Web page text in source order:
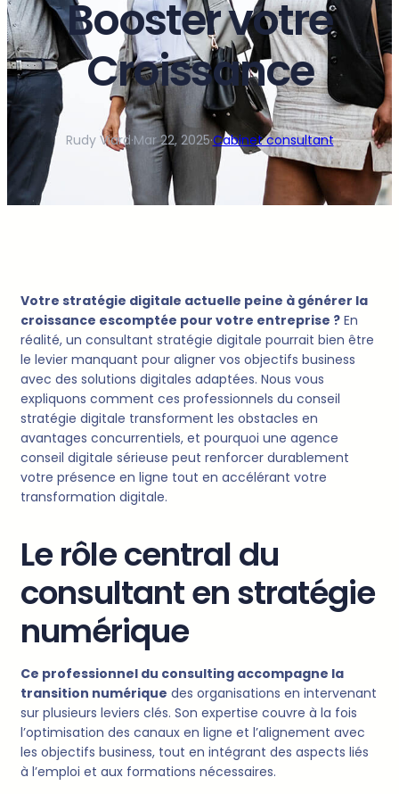
Booster votre
Croissance
Rudy Viard·Mar 22, 2025·Cabinet consultant
Votre stratégie digitale actuelle peine à générer la
croissance escomptée pour votre entreprise ? En
réalité, un consultant stratégie digitale pourrait bien être
le levier manquant pour aligner vos objectifs business
avec des solutions digitales adaptées. Nous vous
expliquons comment ces professionnels du conseil
stratégie digitale transforment les obstacles en
avantages concurrentiels, et pourquoi une agence
conseil digitale sérieuse peut renforcer durablement
votre présence en ligne tout en accélérant votre
transformation digitale.
Le rôle central du
consultant en stratégie
numérique
Ce professionnel du consulting accompagne la
transition numérique des organisations en intervenant
sur plusieurs leviers clés. Son expertise couvre à la fois
l’optimisation des canaux en ligne et l’alignement avec
les objectifs business, tout en intégrant des aspects liés
à l’emploi et aux formations nécessaires.